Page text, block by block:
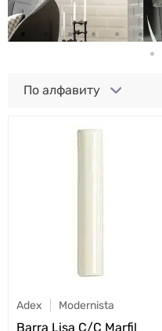
По алфавиту
Adex Modernista
Barra Lisa C/C Marfil